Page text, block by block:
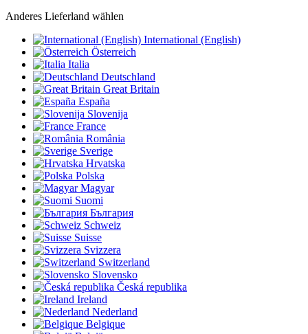
Anderes Lieferland wählen
International (English)
Österreich
Italia
Deutschland
Great Britain
España
Slovenija
France
România
Sverige
Hrvatska
Polska
Magyar
Suomi
България
Schweiz
Suisse
Svizzera
Switzerland
Slovensko
Česká republika
Ireland
Nederland
Belgique